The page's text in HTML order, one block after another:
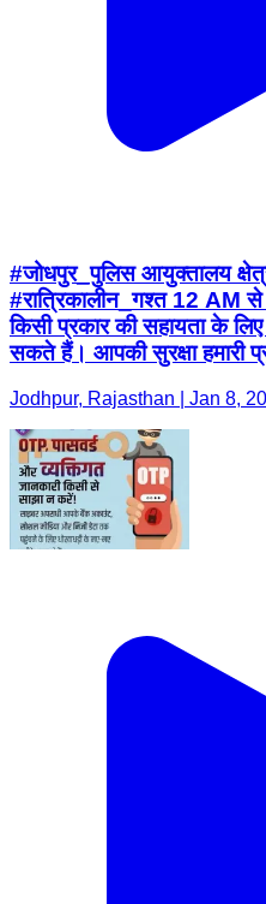
#जोधपुर_पुलिस आयुक्तालय
#रात्रिकालीन_गश्त 12 AM
किसी प्रकार की सहायता के
सकते हैं। आपकी सुरक्षा हमारी
Jodhpur, Rajasthan | Jan 8,